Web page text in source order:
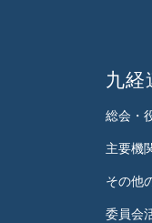
九経
総会・
主要機
その他
委員会